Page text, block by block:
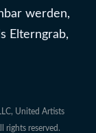
werden,
Elterngrab,
United Artists
rights reserved.